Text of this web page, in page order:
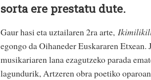
sorta ere prestatu dute.
Gaur hasi eta uztailaren 2ra arte,
egongo da Oihaneder Euskararen
musikariaren lana ezagutzeko parada
lagundurik, Artzeren obra poetiko